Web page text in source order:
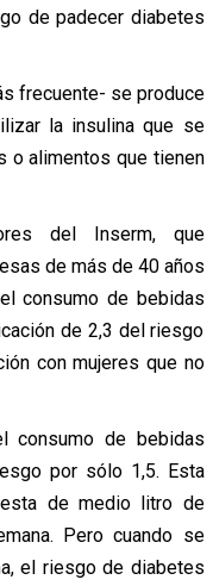
de padecer diabetes
frecuente- se produce
la insulina que se
o alimentos que tienen
del Inserm, que
de más de 40 años
consumo de bebidas
de 2,3 del riesgo
con mujeres que no
consumo de bebidas
por sólo 1,5. Esta
de medio litro de
Pero cuando se
el riesgo de diabetes